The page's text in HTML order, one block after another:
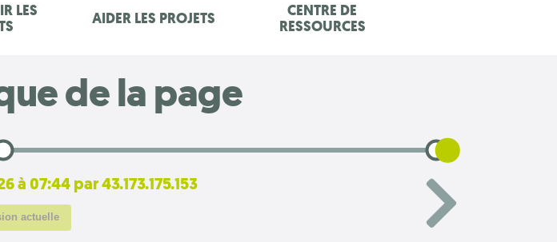
LES
AIDER LES PROJETS
CENTRE DE
RESSOURCES
de la page
à 07:44 par 43.173.175.153
actuelle